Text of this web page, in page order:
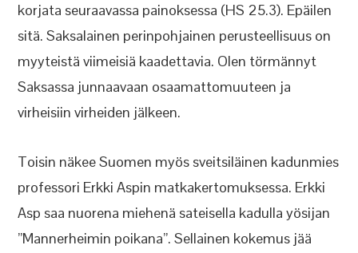
korjata seuraavassa painoksessa (HS 25.3). Epäilen
sitä. Saksalainen perinpohjainen perusteellisuus on
myyteistä viimeisiä kaadettavia. Olen törmännyt
Saksassa junnaavaan osaamattomuuteen ja
virheisiin virheiden jälkeen.
Toisin näkee Suomen myös sveitsiläinen kadunmies
professori Erkki Aspin matkakertomuksessa. Erkki
Asp saa nuorena miehenä sateisella kadulla yösijan
”Mannerheimin poikana”. Sellainen kokemus jää